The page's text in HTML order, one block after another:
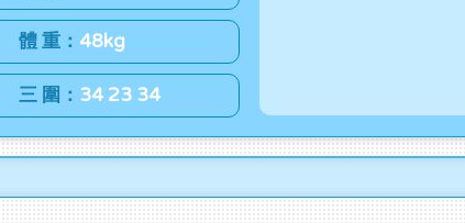
體 重： 48kg
三 圍： 34 23 34